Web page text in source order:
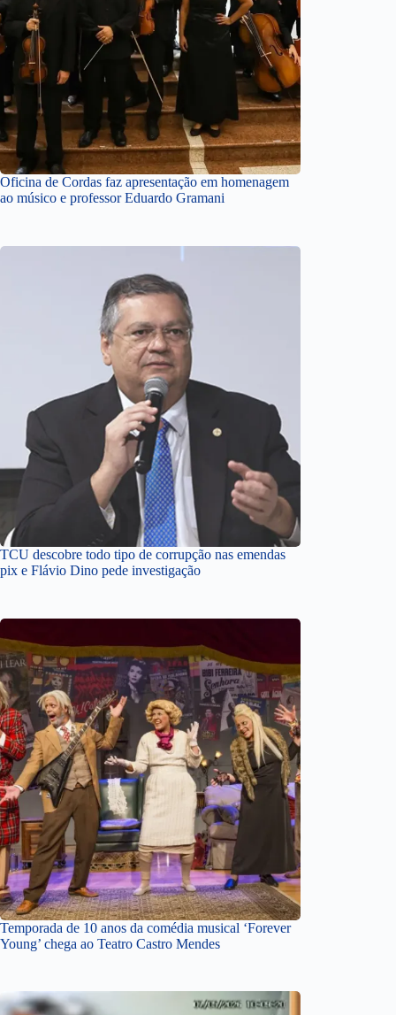
Oficina de Cordas faz apresentação em homenagem
ao músico e professor Eduardo Gramani
TCU descobre todo tipo de corrupção nas emendas
pix e Flávio Dino pede investigação
Temporada de 10 anos da comédia musical ‘Forever
Young’ chega ao Teatro Castro Mendes